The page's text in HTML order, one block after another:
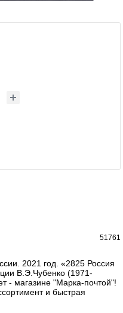
51761
2021 год. «2825 Россия
В.Э.Чубенко (1971-
- магазине "Марка-почтой"!
и быстрая